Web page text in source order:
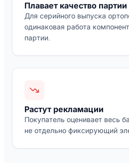
Плавает качество партии
Для серийного выпуска
одинаковая работа
партии.
Растут рекламации
Покупатель оценивает весь
не отдельно фиксирующий